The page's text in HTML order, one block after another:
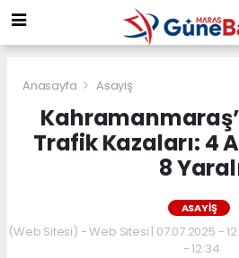
Anasayfa Asayiş
Trafik Kazaları: 4
8
ASAYIŞ
(Web Sitesi) - Web Sitesi | 07.07.2025 -
- 12:34